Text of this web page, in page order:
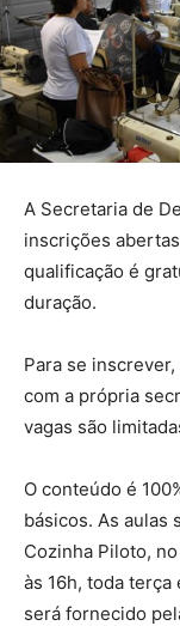
A Secretaria de
inscrições
qualificação é
duração.
Para se
com a própria
vagas são
O conteúdo é
básicos. As aulas
Cozinha Piloto,
às 16h, toda
será fornecido